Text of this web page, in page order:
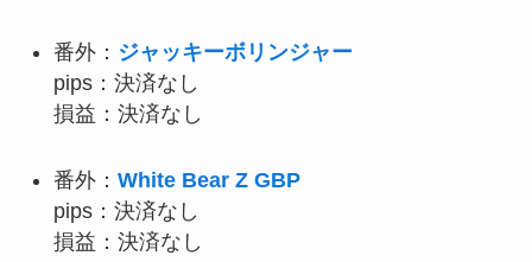
番外： ジャッキーボリンジャー
pips：決済なし
損益：決済なし
番外： White Bear Z GBP
pips：決済なし
損益：決済なし